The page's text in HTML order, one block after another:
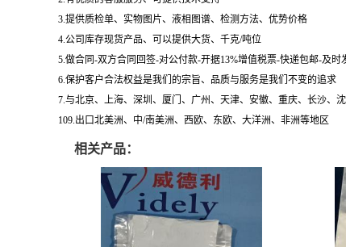
3.提供质检单、实物图片、液相图谱、检测方法、优势价格
4.公司库存现货产品、可以提供大货、千克/吨位
5.做合同-双方合同回签-对公付款-开据13%增值税票-快递包邮-及
6.保护客户合法权益是我们的宗旨、品质与服务是我们不变的追求
7.与北京、上海、深圳、厦门、广州、天津、安徽、重庆、长沙、
109.出口北美洲、中/南美洲、西欧、东欧、大洋洲、非洲等地区
相关产品：